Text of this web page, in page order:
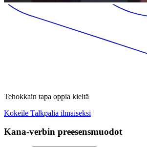
Tehokkain tapa oppia kieltä
Kokeile Talkpalia ilmaiseksi
Kana-verbin preesensmuodot